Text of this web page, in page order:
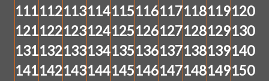
111112113114115116117118119120
121122123124125126127128129130
131132133134135136137138139140
141142143144145146147148149150